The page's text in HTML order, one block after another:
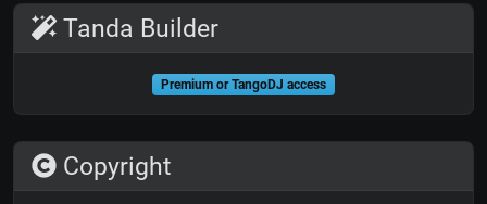
Tanda Builder
Premium or TangoDJ access
Copyright